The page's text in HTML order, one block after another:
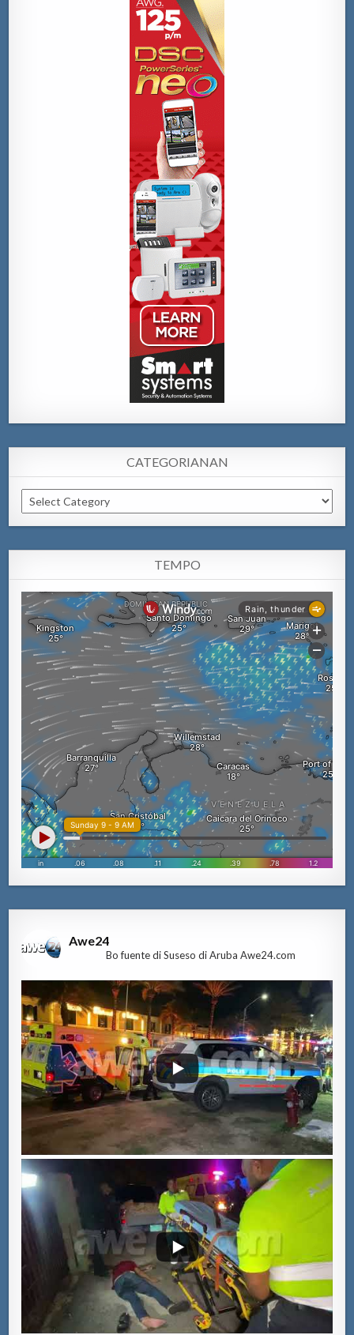
CATEGORIANAN
Categorianan
TEMPO
Awe24
Bo fuente di Suseso di Aruba Awe24.com